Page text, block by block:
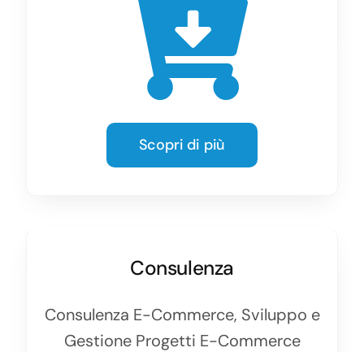
Scopri di più
Consulenza
Consulenza E-Commerce, Sviluppo e
Gestione Progetti E-Commerce